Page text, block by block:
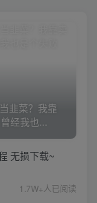
韭菜？我靠
经我也...
无损下载~
1.7W+人已阅读